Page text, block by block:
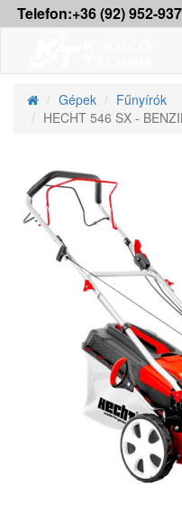
Telefon:+36 (92) 952-937
Gépek
Fűnyírók
HECHT 546 SX -